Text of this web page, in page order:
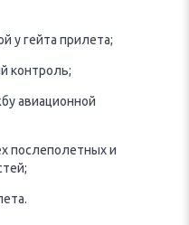
у гейта прилета;
контроль;
авиационной
послеполетных и